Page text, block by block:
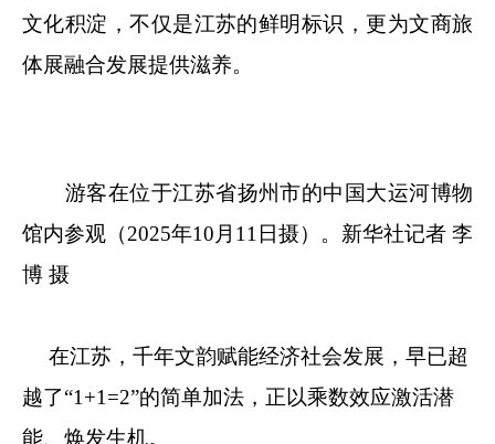
文化积淀，不仅是江苏的鲜明标识，更为文商旅
体展融合发展提供滋养。
游客在位于江苏省扬州市的中国大运河博物
馆内参观（2025年10月11日摄）。新华社记者 李
博 摄
在江苏，千年文韵赋能经济社会发展，早已超
越了“1+1=2”的简单加法，正以乘数效应激活潜
能、焕发生机。